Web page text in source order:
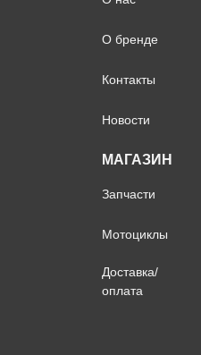
Доставка/
оплата
Мотоциклы
Запчасти
МАГАЗИН
Новости
Контакты
О бренде